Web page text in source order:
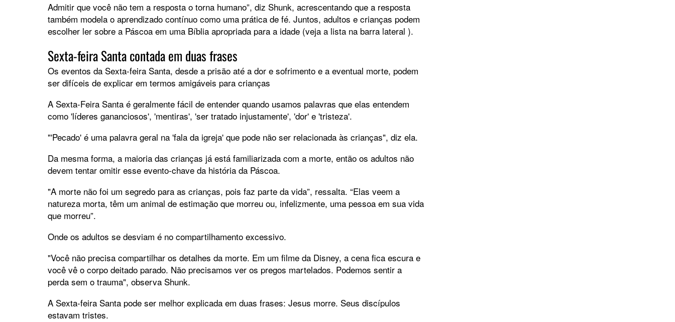
Admitir que você não tem a resposta o torna humano”, diz Shunk, acrescentando que a resposta
também modela o aprendizado contínuo como uma prática de fé. Juntos, adultos e crianças podem
escolher ler sobre a Páscoa em uma Bíblia apropriada para a idade (veja a lista na barra lateral ).
Sexta-feira Santa contada em duas frases
Os eventos da Sexta-feira Santa, desde a prisão até a dor e sofrimento e a eventual morte, podem
ser difíceis de explicar em termos amigáveis para crianças
A Sexta-Feira Santa é geralmente fácil de entender quando usamos palavras que elas entendem
como 'líderes gananciosos', 'mentiras', 'ser tratado injustamente', 'dor' e 'tristeza'.
"'Pecado' é uma palavra geral na 'fala da igreja' que pode não ser relacionada às crianças", diz ela.
Da mesma forma, a maioria das crianças já está familiarizada com a morte, então os adultos não
devem tentar omitir esse evento-chave da história da Páscoa.
"A morte não foi um segredo para as crianças, pois faz parte da vida”, ressalta. “Elas veem a
natureza morta, têm um animal de estimação que morreu ou, infelizmente, uma pessoa em sua vida
que morreu”.
Onde os adultos se desviam é no compartilhamento excessivo.
"Você não precisa compartilhar os detalhes da morte. Em um filme da Disney, a cena fica escura e
você vê o corpo deitado parado. Não precisamos ver os pregos martelados. Podemos sentir a
perda sem o trauma", observa Shunk.
A Sexta-feira Santa pode ser melhor explicada em duas frases: Jesus morre. Seus discípulos
estavam tristes.